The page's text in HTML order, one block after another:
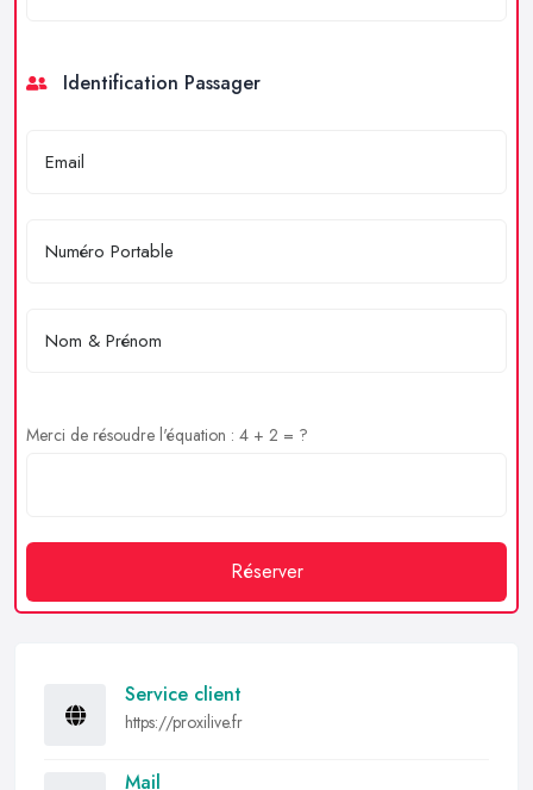
Identification Passager
Merci de résoudre l'équation : 4 + 2 = ?
Réserver
Service client
https://proxilive.fr
Mail